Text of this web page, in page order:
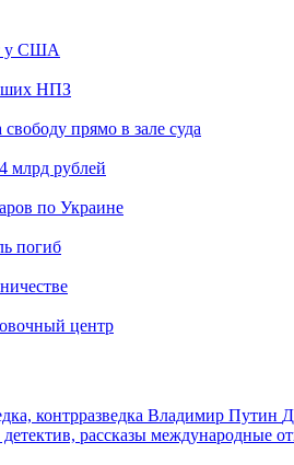
у США
НПЗ
прямо в зале суда
млрд рублей
по Украине
погиб
центр
контрразведка Владимир Путин
рассказы международные